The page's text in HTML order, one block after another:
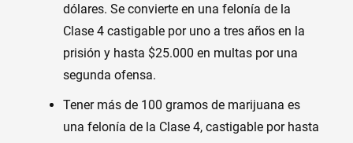
dólares. Se convierte en una felonía de la
Clase 4 castigable por uno a tres años en la
prisión y hasta $25.000 en multas por una
segunda ofensa.
Tener más de 100 gramos de marijuana es
una felonía de la Clase 4, castigable por hasta